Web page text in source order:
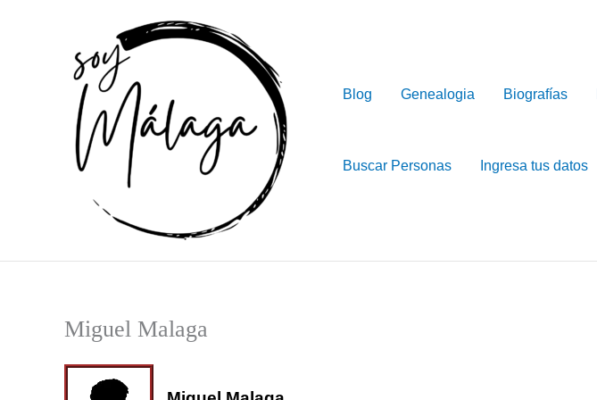
Blog Genealogia Biografías
Buscar Personas Ingresa tus datos
Miguel Malaga